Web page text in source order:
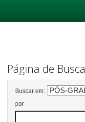
Página de Busca
Buscar em:
por